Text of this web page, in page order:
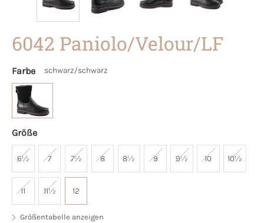
6042 Paniolo/Velour/LF
Farbe schwarz/schwarz
Größe
6½ 7 7½ 8 8½ 9 9½ 10 10½
11 11½ 12
Größentabelle anzeigen